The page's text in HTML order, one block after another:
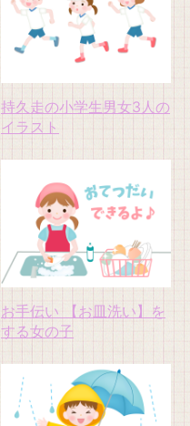
持久走の小学生男女3人の
イラスト
お手伝い 【お皿洗い】を
する女の子